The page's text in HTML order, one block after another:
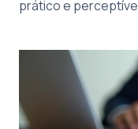
prático e